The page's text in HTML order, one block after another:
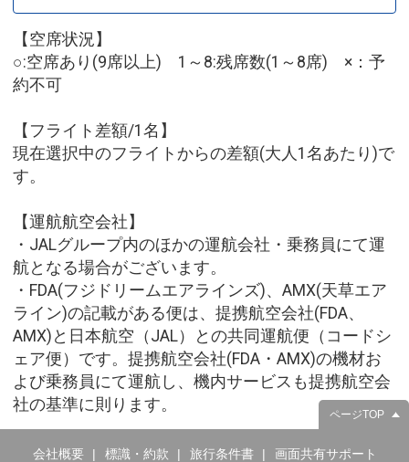
【空席状況】
○:空席あり(9席以上) 1～8:残席数(1～8席) ×：予
約不可
【フライト差額/1名】
現在選択中のフライトからの差額(大人1名あたり)で
す。
【運航航空会社】
・JALグループ内のほかの運航会社・乗務員にて運
航となる場合がございます。
・FDA(フジドリームエアラインズ)、AMX(天草エア
ライン)の記載がある便は、提携航空会社(FDA、
AMX)と日本航空（JAL）との共同運航便（コードシ
ェア便）です。提携航空会社(FDA・AMX)の機材お
よび乗務員にて運航し、機内サービスも提携航空会
社の基準に則ります。
ページTOP
会社概要 標識・約款 旅行条件書 画面共有サポート